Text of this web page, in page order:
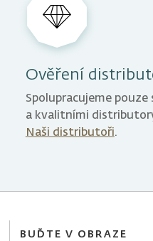
Ověření
Spolupracujeme pouze
a kvalitními
Naši distributoři.
BUĎTE V OBRAZE